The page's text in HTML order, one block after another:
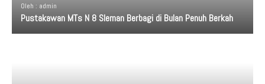
Oleh : admin
Pustakawan MTs N 8 Sleman Berbagi di Bulan Penuh Berkah